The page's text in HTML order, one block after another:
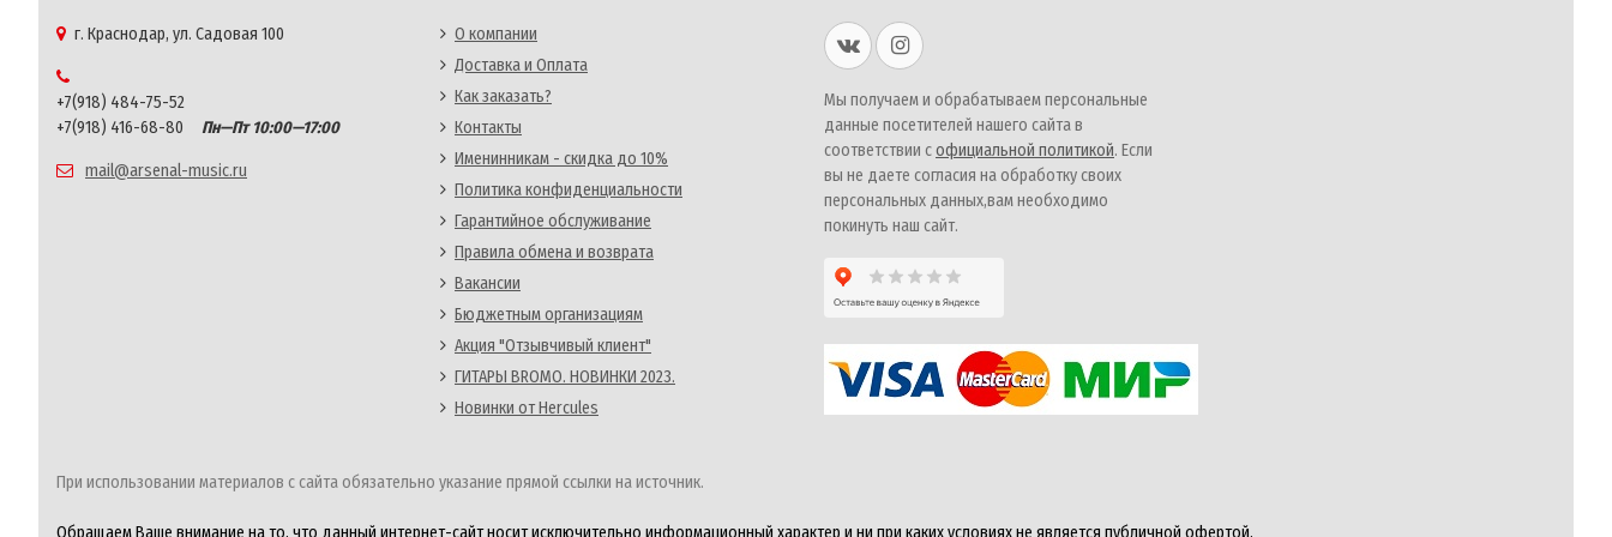
г. Краснодар, ул. Садовая 100
+7(918) 484-75-52
+7(918) 416-68-80
Пн—Пт 10:00—17:00
mail@arsenal-music.ru
О компании
Доставка и Оплата
Как заказать?
Контакты
Именинникам - скидка до 10%
Политика конфиденциальности
Гарантийное обслуживание
Правила обмена и возврата
Вакансии
Бюджетным организациям
Акция "Отзывчивый клиент"
ГИТАРЫ BROMO. НОВИНКИ 2023.
Новинки от Hercules
Мы получаем и обрабатываем персональные
данные посетителей нашего сайта в
соответствии софициальной политикой. Если
вы не даете согласия на обработку своих
персональных данных,вам необходимо
покинуть наш сайт.
При использовании материалов с сайта обязательно указание прямой ссылки на источник.
Обращаем Ваше внимание на то, что данный интернет-сайт носит исключительно информационный характер и ни при каких условиях не является публичной офертой,